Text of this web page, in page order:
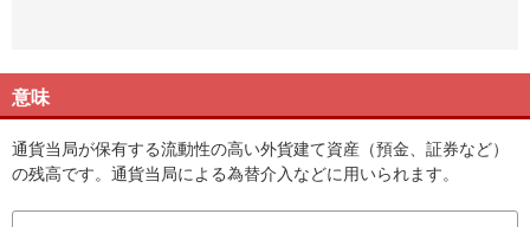
意味
通貨当局が保有する流動性の高い外貨建て資産（預金、証券など）
の残高です。通貨当局による為替介入などに用いられます。